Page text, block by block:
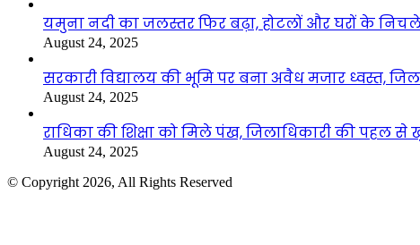
यमुना नदी का जलस्तर फिर बढ़ा, होटलों और घरों के
August 24, 2025
सरकारी विद्यालय की भूमि पर बना अवैध मजार ध्वस्त,
August 24, 2025
राधिका की शिक्षा को मिले पंख, जिलाधिकारी की पहल से
August 24, 2025
© Copyright 2026, All Rights Reserved